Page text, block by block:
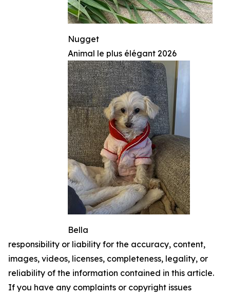
Nugget
Animal le plus élégant 2026
Bella
responsibility or liability for the accuracy, content,
images, videos, licenses, completeness, legality, or
reliability of the information contained in this article.
If you have any complaints or copyright issues